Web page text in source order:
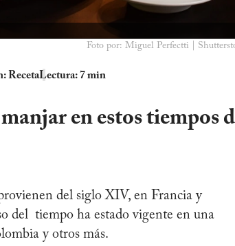
Foto por: Miguel Perfectti |
RecetaLectura: 7 min
en estos tiempos
del siglo XIV, en Francia y
del tiempo ha estado vigente en una
y otros más.